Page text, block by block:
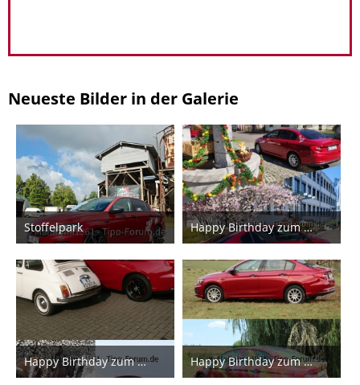
Neueste Bilder in der Galerie
Stoffelpark
19. Juli 2026
4
Happy Birthday zum 10. Geburtstag!!
14. Juni 2026
1
Happy Birthday zum 10. Geburtstag!!
14. Juni 2026
Happy Birthday zum 10. Geburtstag!!
14. Juni 2026